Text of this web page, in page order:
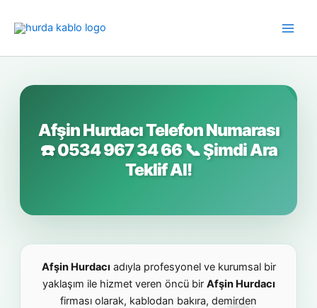
atla
Afşin Hurdacı Telefon Numarası
☎️ 0534 967 34 66 📞 Şimdi Ara
Teklif Al!
Afşin Hurdacı adıyla profesyonel ve kurumsal bir
yaklaşım ile hizmet veren öncü bir Afşin Hurdacı
firması olarak, kablodan bakıra, demirden